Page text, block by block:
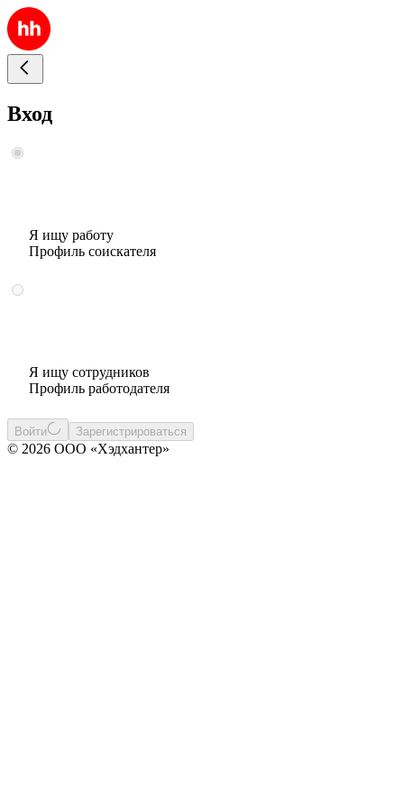
Вход
Я ищу работу
Профиль соискателя
Я ищу сотрудников
Профиль работодателя
Войти Зарегистрироваться
© 2026 ООО «Хэдхантер»